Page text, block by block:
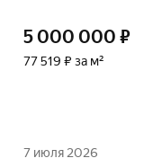
5 000 000 ₽
77 519 ₽ за м²
7 июля 2026